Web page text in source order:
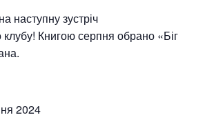
наступну зустріч
клубу! Книгою серпня обрано «Біг
2024